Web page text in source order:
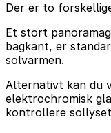
Der er to
Et stort
bagkant, er
solvarmen.
Alternativt kan du
elektrochromisk
kontrollere